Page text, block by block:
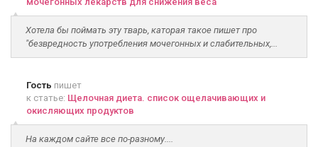
Хотела бы поймать эту тварь, каторая такое пишет про
"безвредность употребления мочегонных и слабительных,...
Гость пишет
к статье: Щелочная диета. список ощелачивающих и
окисляющих продуктов
На каждом сайте все по-разному....